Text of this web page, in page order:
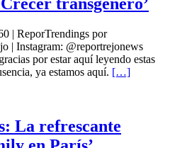
| ReporTrendings por
| Instagram: @reportrejonews
por estar aquí leyendo estas
ya estamos aquí. […]
La refrescante